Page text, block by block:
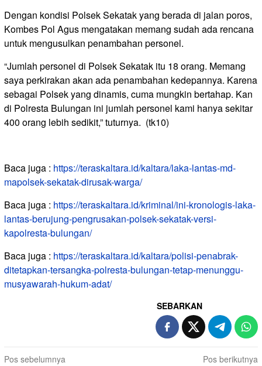
Dengan kondisi Polsek Sekatak yang berada di jalan poros,
Kombes Pol Agus mengatakan memang sudah ada rencana
untuk mengusulkan penambahan personel.
“Jumlah personel di Polsek Sekatak itu 18 orang. Memang
saya perkirakan akan ada penambahan kedepannya. Karena
sebagai Polsek yang dinamis, cuma mungkin bertahap. Kan
di Polresta Bulungan ini jumlah personel kami hanya sekitar
400 orang lebih sedikit,” tuturnya. (tk10)
Baca juga : https://teraskaltara.id/kaltara/laka-lantas-md-
mapolsek-sekatak-dirusak-warga/
Baca juga : https://teraskaltara.id/kriminal/ini-kronologis-laka-
lantas-berujung-pengrusakan-polsek-sekatak-versi-
kapolresta-bulungan/
Baca juga : https://teraskaltara.id/kaltara/polisi-penabrak-
ditetapkan-tersangka-polresta-bulungan-tetap-menunggu-
musyawarah-hukum-adat/
SEBARKAN
Navigasi
Pos sebelumnya
Pos berikutnya